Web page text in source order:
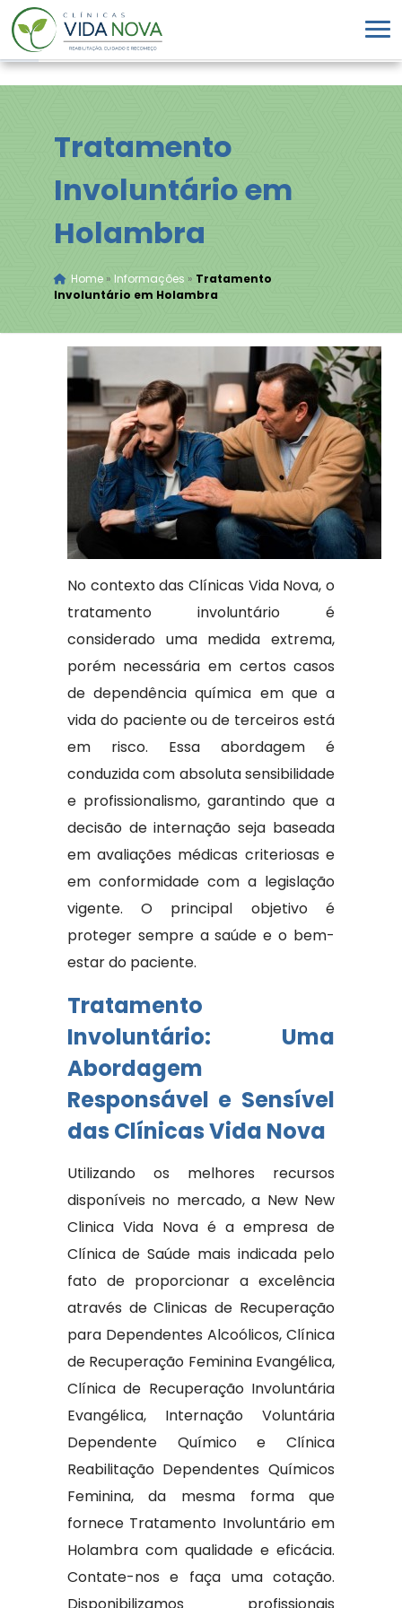
Tratamento
Involuntário em
Holambra
Home» Informações » Tratamento
Involuntário em Holambra
No contexto das Clínicas Vida Nova, o
tratamento involuntário é
considerado uma medida extrema,
porém necessária em certos casos
de dependência química em que a
vida do paciente ou de terceiros está
em risco. Essa abordagem é
conduzida com absoluta sensibilidade
e profissionalismo, garantindo que a
decisão de internação seja baseada
em avaliações médicas criteriosas e
em conformidade com a legislação
vigente. O principal objetivo é
proteger sempre a saúde e o bem-
estar do paciente.
Tratamento
Involuntário: Uma
Abordagem
Responsável e Sensível
das Clínicas Vida Nova
Utilizando os melhores recursos
disponíveis no mercado, a New New
Clinica Vida Nova é a empresa de
Clínica de Saúde mais indicada pelo
fato de proporcionar a excelência
através de Clinicas de Recuperação
para Dependentes Alcoólicos, Clínica
de Recuperação Feminina Evangélica,
Clínica de Recuperação Involuntária
Evangélica, Internação Voluntária
Dependente Químico e Clínica
Reabilitação Dependentes Químicos
Feminina, da mesma forma que
fornece Tratamento Involuntário em
Holambra com qualidade e eficácia.
Contate-nos e faça uma cotação.